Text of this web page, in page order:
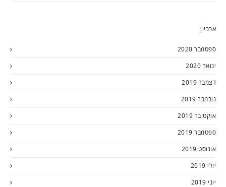
ארכיון
ספטמבר 2020
ינואר 2020
דצמבר 2019
נובמבר 2019
אוקטובר 2019
ספטמבר 2019
אוגוסט 2019
יולי 2019
יוני 2019